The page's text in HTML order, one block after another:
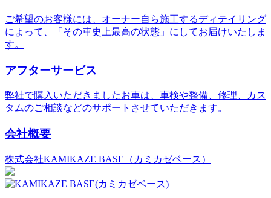
ご希望のお客様には、オーナー自ら施工するディテイリング
によって、「その車史上最高の状態」にしてお届けいたしま
す。
アフターサービス
弊社で購入いただきましたお車は、車検や整備、修理、カス
タムのご相談などのサポートさせていただきます。
会社概要
株式会社KAMIKAZE BASE（カミカゼベース）